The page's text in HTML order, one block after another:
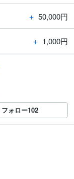
＋ 50,000円
＋ 1,000円
フォロー102